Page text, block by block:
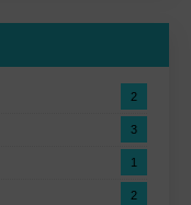
2
3
1
2